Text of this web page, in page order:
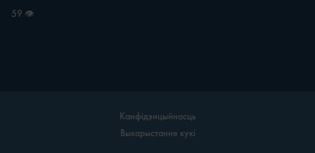
59 👁
Канфідэнцыйнасць
Выкарыстанне кукі